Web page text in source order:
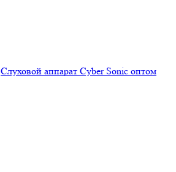
Слуховой аппарат Cyber Sonic оптом